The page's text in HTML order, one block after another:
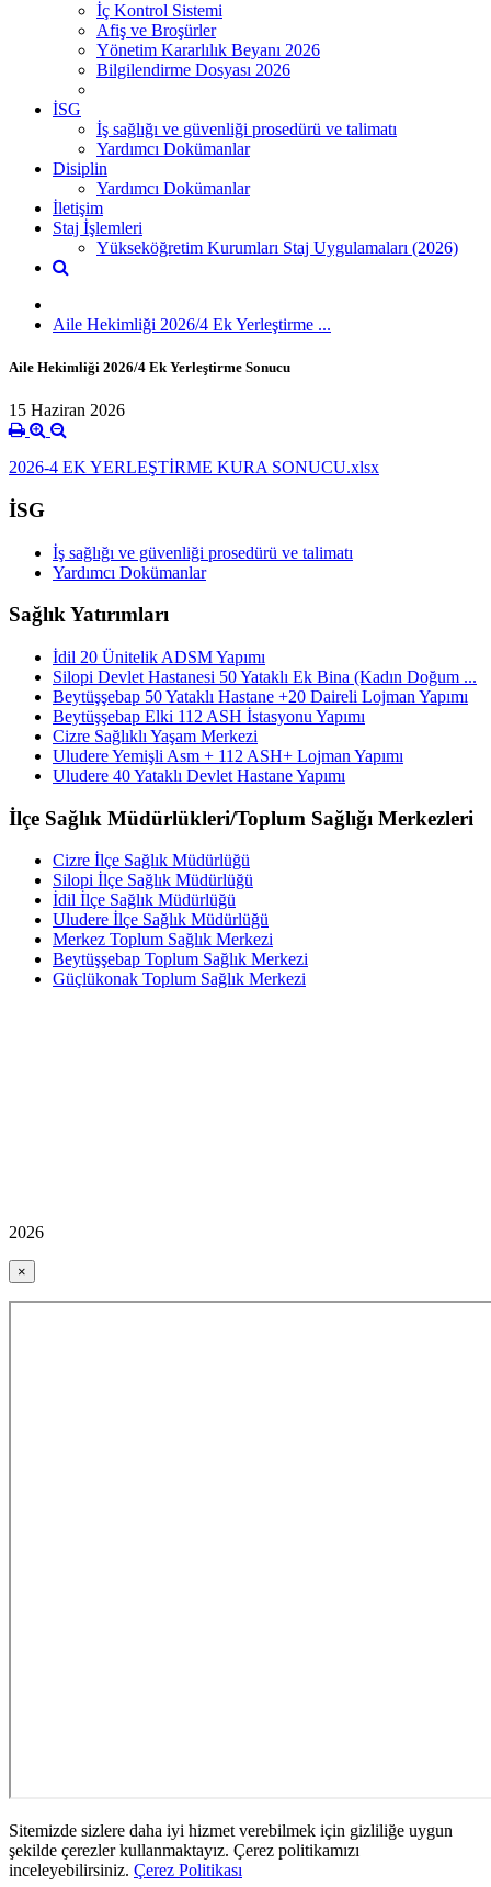
İç Kontrol Sistemi
Afiş ve Broşürler
Yönetim Kararlılık Beyanı 2026
Bilgilendirme Dosyası 2026
İSG
İş sağlığı ve güvenliği prosedürü ve talimatı
Yardımcı Dokümanlar
Disiplin
Yardımcı Dokümanlar
İletişim
Staj İşlemleri
Yükseköğretim Kurumları Staj Uygulamaları (2026)
Aile Hekimliği 2026/4 Ek Yerleştirme ...
Aile Hekimliği 2026/4 Ek Yerleştirme Sonucu
15 Haziran 2026
2026-4 EK YERLEŞTİRME KURA SONUCU.xlsx
İSG
İş sağlığı ve güvenliği prosedürü ve talimatı
Yardımcı Dokümanlar
Sağlık Yatırımları
İdil 20 Ünitelik ADSM Yapımı
Silopi Devlet Hastanesi 50 Yataklı Ek Bina (Kadın Doğum ...
Beytüşşebap 50 Yataklı Hastane +20 Daireli Lojman Yapımı
Beytüşşebap Elki 112 ASH İstasyonu Yapımı
Cizre Sağlıklı Yaşam Merkezi
Uludere Yemişli Asm + 112 ASH+ Lojman Yapımı
Uludere 40 Yataklı Devlet Hastane Yapımı
İlçe Sağlık Müdürlükleri/Toplum Sağlığı Merkezleri
Cizre İlçe Sağlık Müdürlüğü
Silopi İlçe Sağlık Müdürlüğü
İdil İlçe Sağlık Müdürlüğü
Uludere İlçe Sağlık Müdürlüğü
Merkez Toplum Sağlık Merkezi
Beytüşşebap Toplum Sağlık Merkezi
Güçlükonak Toplum Sağlık Merkezi
2026
×
Sitemizde sizlere daha iyi hizmet verebilmek için gizliliğe uygun
şekilde çerezler kullanmaktayız. Çerez politikamızı
inceleyebilirsiniz. Çerez Politikası